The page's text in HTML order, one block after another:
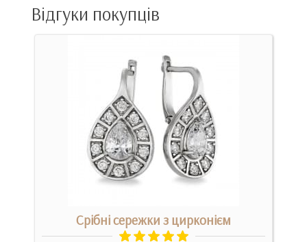
Відгуки покупців
Срібні сережки з цирконієм